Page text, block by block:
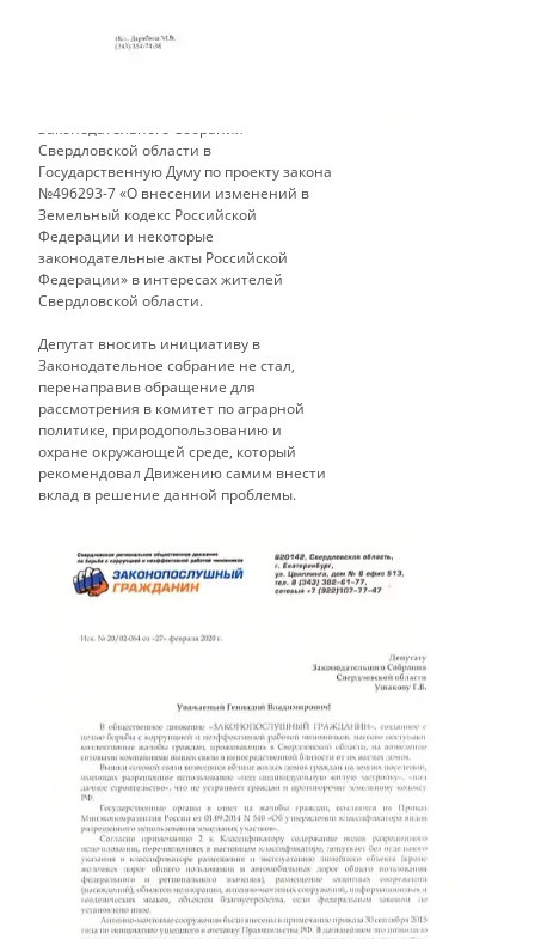
просьбой внести в проект
Законодательного Собрания
Свердловской области в
Государственную Думу по проекту закона
№496293-7 «О внесении изменений в
Земельный кодекс Российской
Федерации и некоторые
законодательные акты Российской
Федерации» в интересах жителей
Свердловской области.
Депутат вносить инициативу в
Законодательное собрание не стал,
перенаправив обращение для
рассмотрения в комитет по аграрной
политике, природопользованию и
охране окружающей среде, который
рекомендовал Движению самим внести
вклад в решение данной проблемы.